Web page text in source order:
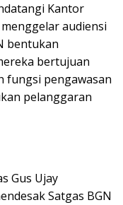
Kantor
audiensi
bentukan
bertujuan
fungsi pengawasan
pelanggaran
Gus Ujay
Satgas BGN